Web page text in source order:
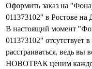
Оформить заказ на
011373102" в Ростове на
В настоящий момент
011373102" отсутствует
расстраиваться, ведь вы
НОВОТРАК ценим